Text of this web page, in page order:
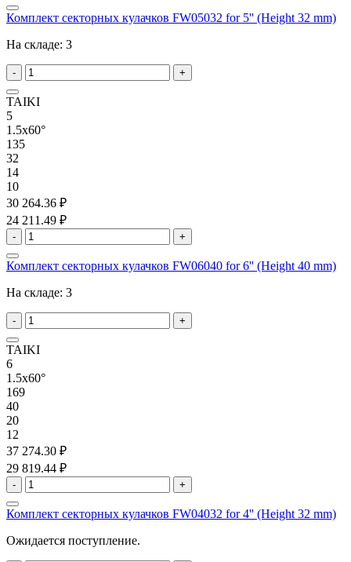
Комплект секторных кулачков FW05032 for 5'' (Height 32 mm)
На складе: 3
- +
TAIKI
5
1.5x60°
135
32
14
10
30 264.36 ₽
24 211.49 ₽
- +
Комплект секторных кулачков FW06040 for 6'' (Height 40 mm)
На складе: 3
- +
TAIKI
6
1.5x60°
169
40
20
12
37 274.30 ₽
29 819.44 ₽
- +
Комплект секторных кулачков FW04032 for 4'' (Height 32 mm)
Ожидается поступление.